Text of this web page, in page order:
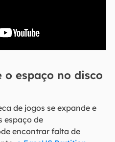
o espaço no disco
de jogos se expande e
espaço de
encontrar falta de